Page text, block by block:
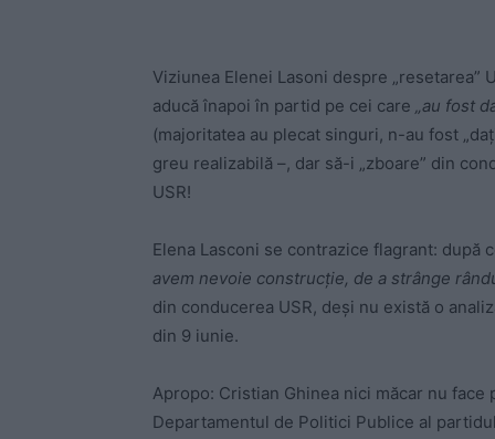
Viziunea Elenei Lasoni despre „resetarea”
aducă înapoi în partid pe cei care „au fost
(majoritatea au plecat singuri, n-au fost
greu realizabilă –, dar să-i „zboare” din
USR!
Elena Lasconi se contrazice flagrant: după
avem nevoie construcție, de a strânge
din conducerea USR, deși nu există o
din 9 iunie.
Apropo: Cristian Ghinea nici măcar nu
Departamentul de Politici Publice al